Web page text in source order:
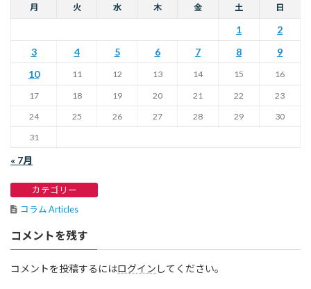
月 火 水 木 金 土 日
1
2
3
4 5 6 7 8
9
10
11 12 13 14 15 16
17 18 19 20 21 22
23
24
25 26 27 28 29
30
31
« 7月
カテゴリー
コラム Articles
コメントを残す
コメントを投稿するにはログイン してください。